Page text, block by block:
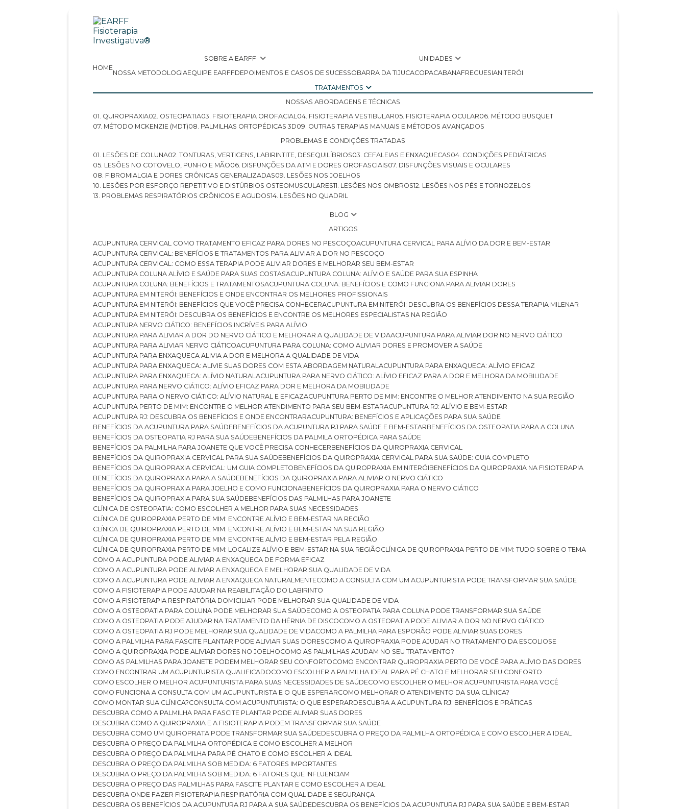
HOME
SOBRE A EARFF
NOSSA METODOLOGIA EQUIPE EARFF DEPOIMENTOS E CASOS DE SUCESSO
UNIDADES
BARRA DA TIJUCA
COPACABANA FREGUESIA
NITERÓI
TRATAMENTOS
NOSSAS ABORDAGENS E TÉCNICAS
01. QUIROPRAXIA
02. OSTEOPATIA 03. FISIOTERAPIA OROFACIAL 04. FISIOTERAPIA VESTIBULAR 05. FISIOTERAPIA OCULAR
06. MÉTODO BUSQUET
07. MÉTODO MCKENZIE (MDT)
08. PALMILHAS ORTOPÉDICAS 3D
09. OUTRAS TERAPIAS MANUAIS E MÉTODOS AVANÇADOS
PROBLEMAS E CONDIÇÕES TRATADAS
01. LESÕES DE COLUNA
02. TONTURAS, VERTIGENS, LABIRINTITE, DESEQUILÍBRIOS 03. CEFALEIAS E ENXAQUECAS
04. CONDIÇÕES PEDIÁTRICAS
05. LESÕES NO COTOVELO, PUNHO E MÃO
06. DISFUNÇÕES DA ATM E DORES OROFASCIAIS
07. DISFUNÇÕES VISUAIS E OCULARES
08. FIBROMIALGIA E DORES CRÔNICAS GENERALIZADAS
09. LESÕES NOS JOELHOS
10. LESÕES POR ESFORÇO REPETITIVO E DISTÚRBIOS OSTEOMUSCULARES 11. LESÕES NOS OMBROS 12. LESÕES NOS PÉS E TORNOZELOS
13. PROBLEMAS RESPIRATÓRIOS CRÔNICOS E AGUDOS 14. LESÕES NO QUADRIL
BLOG
ARTIGOS
ACUPUNTURA CERVICAL COMO TRATAMENTO EFICAZ PARA DORES NO PESCOÇO
ACUPUNTURA CERVICAL PARA ALÍVIO DA DOR E BEM-ESTAR
ACUPUNTURA CERVICAL: BENEFÍCIOS E TRATAMENTOS PARA ALIVIAR A DOR NO PESCOÇO
ACUPUNTURA CERVICAL: COMO ESSA TERAPIA PODE ALIVIAR DORES E MELHORAR SEU BEM-ESTAR
ACUPUNTURA COLUNA ALÍVIO E SAÚDE PARA SUAS COSTAS
ACUPUNTURA COLUNA: ALÍVIO E SAÚDE PARA SUA ESPINHA
ACUPUNTURA COLUNA: BENEFÍCIOS E TRATAMENTOS
ACUPUNTURA COLUNA: BENEFÍCIOS E COMO FUNCIONA PARA ALIVIAR DORES
ACUPUNTURA EM NITERÓI: BENEFÍCIOS E ONDE ENCONTRAR OS MELHORES PROFISSIONAIS
ACUPUNTURA EM NITERÓI: BENEFÍCIOS QUE VOCÊ PRECISA CONHECER
ACUPUNTURA EM NITERÓI: DESCUBRA OS BENEFÍCIOS DESSA TERAPIA MILENAR
ACUPUNTURA EM NITERÓI: DESCUBRA OS BENEFÍCIOS E ENCONTRE OS MELHORES ESPECIALISTAS NA REGIÃO
ACUPUNTURA NERVO CIÁTICO: BENEFÍCIOS INCRÍVEIS PARA ALÍVIO
ACUPUNTURA PARA ALIVIAR A DOR DO NERVO CIÁTICO E MELHORAR A QUALIDADE DE VIDA
ACUPUNTURA PARA ALIVIAR DOR NO NERVO CIÁTICO
ACUPUNTURA PARA ALIVIAR NERVO CIÁTICO
ACUPUNTURA PARA COLUNA: COMO ALIVIAR DORES E PROMOVER A SAÚDE
ACUPUNTURA PARA ENXAQUECA ALIVIA A DOR E MELHORA A QUALIDADE DE VIDA
ACUPUNTURA PARA ENXAQUECA: ALIVIE SUAS DORES COM ESTA ABORDAGEM NATURAL
ACUPUNTURA PARA ENXAQUECA: ALÍVIO EFICAZ
ACUPUNTURA PARA ENXAQUECA: ALÍVIO NATURAL
ACUPUNTURA PARA NERVO CIÁTICO: ALÍVIO EFICAZ PARA A DOR E MELHORA DA MOBILIDADE
ACUPUNTURA PARA NERVO CIÁTICO: ALÍVIO EFICAZ PARA DOR E MELHORA DA MOBILIDADE
ACUPUNTURA PARA O NERVO CIÁTICO: ALÍVIO NATURAL E EFICAZ
ACUPUNTURA PERTO DE MIM: ENCONTRE O MELHOR ATENDIMENTO NA SUA REGIÃO
ACUPUNTURA PERTO DE MIM: ENCONTRE O MELHOR ATENDIMENTO PARA SEU BEM-ESTAR
ACUPUNTURA RJ: ALÍVIO E BEM-ESTAR
ACUPUNTURA RJ: DESCUBRA OS BENEFÍCIOS E ONDE ENCONTRAR
ACUPUNTURA: BENEFÍCIOS E APLICAÇÕES PARA SUA SAÚDE
BENEFÍCIOS DA ACUPUNTURA PARA SAÚDE
BENEFÍCIOS DA ACUPUNTURA RJ PARA SAÚDE E BEM-ESTAR
BENEFÍCIOS DA OSTEOPATIA PARA A COLUNA
BENEFÍCIOS DA OSTEOPATIA RJ PARA SUA SAÚDE
BENEFÍCIOS DA PALMILA ORTOPÉDICA PARA SAÚDE
BENEFÍCIOS DA PALMILHA PARA JOANETE QUE VOCÊ PRECISA CONHECER
BENEFÍCIOS DA QUIROPRAXIA CERVICAL
BENEFÍCIOS DA QUIROPRAXIA CERVICAL PARA SUA SAÚDE
BENEFÍCIOS DA QUIROPRAXIA CERVICAL PARA SUA SAÚDE: GUIA COMPLETO
BENEFÍCIOS DA QUIROPRAXIA CERVICAL: UM GUIA COMPLETO
BENEFÍCIOS DA QUIROPRAXIA EM NITERÓI
BENEFÍCIOS DA QUIROPRAXIA NA FISIOTERAPIA
BENEFÍCIOS DA QUIROPRAXIA PARA A SAÚDE
BENEFÍCIOS DA QUIROPRAXIA PARA ALIVIAR O NERVO CIÁTICO
BENEFÍCIOS DA QUIROPRAXIA PARA JOELHO E COMO FUNCIONA
BENEFÍCIOS DA QUIROPRAXIA PARA O NERVO CIÁTICO
BENEFÍCIOS DA QUIROPRAXIA PARA SUA SAÚDE
BENEFÍCIOS DAS PALMILHAS PARA JOANETE
CLÍNICA DE OSTEOPATIA: COMO ESCOLHER A MELHOR PARA SUAS NECESSIDADES
CLÍNICA DE QUIROPRAXIA PERTO DE MIM: ENCONTRE ALÍVIO E BEM-ESTAR NA REGIÃO
CLÍNICA DE QUIROPRAXIA PERTO DE MIM: ENCONTRE ALÍVIO E BEM-ESTAR NA SUA REGIÃO
CLÍNICA DE QUIROPRAXIA PERTO DE MIM: ENCONTRE ALÍVIO E BEM-ESTAR PELA REGIÃO
CLÍNICA DE QUIROPRAXIA PERTO DE MIM: LOCALIZE ALÍVIO E BEM-ESTAR NA SUA REGIÃO
CLÍNICA DE QUIROPRAXIA PERTO DE MIM: TUDO SOBRE O TEMA
COMO A ACUPUNTURA PODE ALIVIAR A ENXAQUECA DE FORMA EFICAZ
COMO A ACUPUNTURA PODE ALIVIAR A ENXAQUECA E MELHORAR SUA QUALIDADE DE VIDA
COMO A ACUPUNTURA PODE ALIVIAR A ENXAQUECA NATURALMENTE
COMO A CONSULTA COM UM ACUPUNTURISTA PODE TRANSFORMAR SUA SAÚDE
COMO A FISIOTERAPIA PODE AJUDAR NA REABILITAÇÃO DO LABIRINTO
COMO A FISIOTERAPIA RESPIRATÓRIA DOMICILIAR PODE MELHORAR SUA QUALIDADE DE VIDA
COMO A OSTEOPATIA PARA COLUNA PODE MELHORAR SUA SAÚDE
COMO A OSTEOPATIA PARA COLUNA PODE TRANSFORMAR SUA SAÚDE
COMO A OSTEOPATIA PODE AJUDAR NA TRATAMENTO DA HÉRNIA DE DISCO
COMO A OSTEOPATIA PODE ALIVIAR A DOR NO NERVO CIÁTICO
COMO A OSTEOPATIA RJ PODE MELHORAR SUA QUALIDADE DE VIDA
COMO A PALMILHA PARA ESPORÃO PODE ALIVIAR SUAS DORES
COMO A PALMILHA PARA FASCITE PLANTAR PODE ALIVIAR SUAS DORES
COMO A QUIROPRAXIA PODE AJUDAR NO TRATAMENTO DA ESCOLIOSE
COMO A QUIROPRAXIA PODE ALIVIAR DORES NO JOELHO
COMO AS PALMILHAS AJUDAM NO SEU TRATAMENTO?
COMO AS PALMILHAS PARA JOANETE PODEM MELHORAR SEU CONFORTO
COMO ENCONTRAR QUIROPRAXIA PERTO DE VOCÊ PARA ALÍVIO DAS DORES
COMO ENCONTRAR UM ACUPUNTURISTA QUALIFICADO
COMO ESCOLHER A PALMILHA IDEAL PARA PÉ CHATO E MELHORAR SEU CONFORTO
COMO ESCOLHER O MELHOR ACUPUNTURISTA PARA SUAS NECESSIDADES DE SAÚDE
COMO ESCOLHER O MELHOR ACUPUNTURISTA PARA VOCÊ
COMO FUNCIONA A CONSULTA COM UM ACUPUNTURISTA E O QUE ESPERAR
COMO MELHORAR O ATENDIMENTO DA SUA CLÍNICA?
COMO MONTAR SUA CLÍNICA?
CONSULTA COM ACUPUNTURISTA: O QUE ESPERAR
DESCUBRA A ACUPUNTURA RJ: BENEFÍCIOS E PRÁTICAS
DESCUBRA COMO A PALMILHA PARA FASCITE PLANTAR PODE ALIVIAR SUAS DORES
DESCUBRA COMO A QUIROPRAXIA E A FISIOTERAPIA PODEM TRANSFORMAR SUA SAÚDE
DESCUBRA COMO UM QUIROPRATA PODE TRANSFORMAR SUA SAÚDE
DESCUBRA O PREÇO DA PALMILHA ORTOPÉDICA E COMO ESCOLHER A IDEAL
DESCUBRA O PREÇO DA PALMILHA ORTOPÉDICA E COMO ESCOLHER A MELHOR
DESCUBRA O PREÇO DA PALMILHA PARA PÉ CHATO E COMO ESCOLHER A IDEAL
DESCUBRA O PREÇO DA PALMILHA SOB MEDIDA: 6 FATORES IMPORTANTES
DESCUBRA O PREÇO DA PALMILHA SOB MEDIDA: 6 FATORES QUE INFLUENCIAM
DESCUBRA O PREÇO DAS PALMILHAS PARA FASCITE PLANTAR E COMO ESCOLHER A IDEAL
DESCUBRA ONDE FAZER FISIOTERAPIA RESPIRATÓRIA COM QUALIDADE E SEGURANÇA
DESCUBRA OS BENEFÍCIOS DA ACUPUNTURA RJ PARA A SUA SAÚDE
DESCUBRA OS BENEFÍCIOS DA ACUPUNTURA RJ PARA SUA SAÚDE E BEM-ESTAR